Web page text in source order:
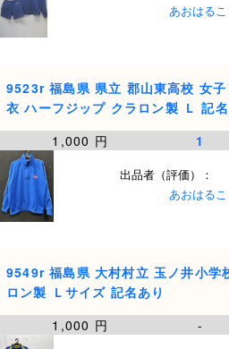
あおはるこ
9523r 福島県 県立 郡山東高校 女
衣 ハーフジップ クラロン製 Ｌ 記名
1,000 円
1
出品者（評価）：
あおはるこ
9549r 福島県 大村村立 玉ノ井小学
ロン製 Ｌサイズ 記名あり
1,000 円
-